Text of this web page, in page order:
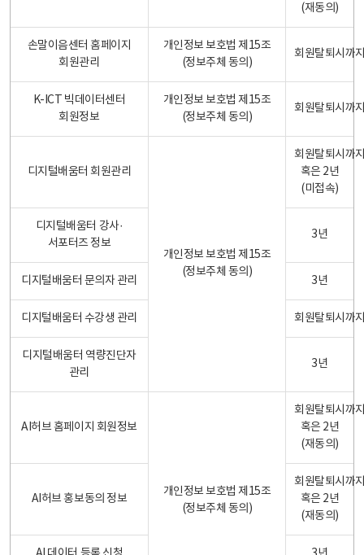
(재동의)
손말이음센터 홈페이지
회원관리
개인정보 보호법 제15조
(정보주체 동의)
회원탈퇴시까
K-ICT 빅데이터센터
회원정보
개인정보 보호법 제15조
(정보주체 동의)
회원탈퇴시까
디지털배움터 회원관리
개인정보 보호법 제15조
(정보주체 동의)
회원탈퇴시까
혹은 2년
(미접속)
디지털배움터 강사·
서포터즈 정보
3년
디지털배움터 문의자 관리 3년
디지털배움터 수강생 관리 회원탈퇴시까
디지털배움터 역량진단자
관리
3년
AI허브 홈페이지 회원정보
개인정보 보호법 제15조
(정보주체 동의)
회원탈퇴시까
혹은 2년
(재동의)
AI허브 홍보동의 정보
회원탈퇴시까
혹은 2년
(재동의)